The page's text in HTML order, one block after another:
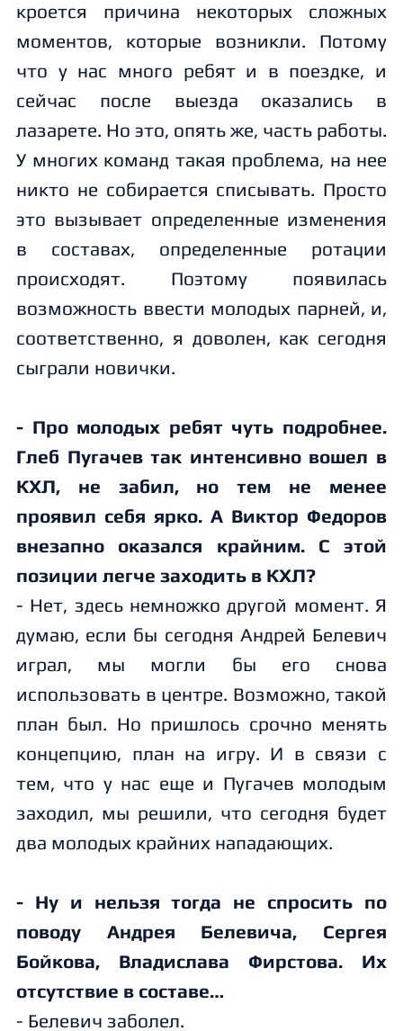
кроется причина некоторых сложных
моментов, которые возникли. Потому
что у нас много ребят и в поездке, и
сейчас после выезда оказались в
лазарете. Но это, опять же, часть работы.
У многих команд такая проблема, на нее
никто не собирается списывать. Просто
это вызывает определенные изменения
в составах, определенные ротации
происходят. Поэтому появилась
возможность ввести молодых парней, и,
соответственно, я доволен, как сегодня
сыграли новички.
- Про молодых ребят чуть подробнее.
Глеб Пугачев так интенсивно вошел в
КХЛ, не забил, но тем не менее
проявил себя ярко. А Виктор Федоров
внезапно оказался крайним. С этой
позиции легче заходить в КХЛ?
- Нет, здесь немножко другой момент. Я
думаю, если бы сегодня Андрей Белевич
играл, мы могли бы его снова
использовать в центре. Возможно, такой
план был. Но пришлось срочно менять
концепцию, план на игру. И в связи с
тем, что у нас еще и Пугачев молодым
заходил, мы решили, что сегодня будет
два молодых крайних нападающих.
- Ну и нельзя тогда не спросить по
поводу Андрея Белевича, Сергея
Бойкова, Владислава Фирстова. Их
отсутствие в составе…
- Белевич заболел.